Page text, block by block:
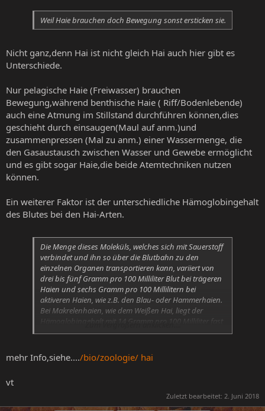
Weil Haie brauchen doch Bewegung sonst ersticken sie.
Nicht ganz,denn Hai ist nicht gleich Hai auch hier gibt es
Unterschiede.
Nur pelagische Haie (Freiwasser) brauchen
Bewegung,während benthische Haie ( Riff/Bodenlebende)
auch eine Atmung im Stillstand durchführen können,dies
geschieht durch einsaugen(Maul auf anm.)und
zusammenpressen (Mal zu anm.) einer Wassermenge, die
den Gasaustausch zwischen Wasser und Gewebe ermöglicht
und es gibt sogar Haie,die beide Atemtechniken nutzen
können.
Ein weiterer Faktor ist der unterschiedliche Hämoglobingehalt
des Blutes bei den Hai-Arten.
Die Menge dieses Moleküls, welches sich mit Sauerstoff
verbindet und ihn so über die Blutbahn zu den
einzelnen Organen transportieren kann, variiert von
drei bis fünf Gramm pro 100 Milliliter Blut bei trägeren
Haien und sechs Gramm pro 100 Millilitern bei
aktiveren Haien, wie z.B. den Blau- oder Hammerhaien.
Bei Makrelenhaien, wie dem Weißen Hai, liegt der
Hämoglobingehalt mit 14 Gramm pro 100 Milliliter fast
schon in dem Bereich von Säugetieren, was durch die
mehr Info,siehe..../bio/zoologie/ hai
vt
Zuletzt bearbeitet: 2. Juni 2018